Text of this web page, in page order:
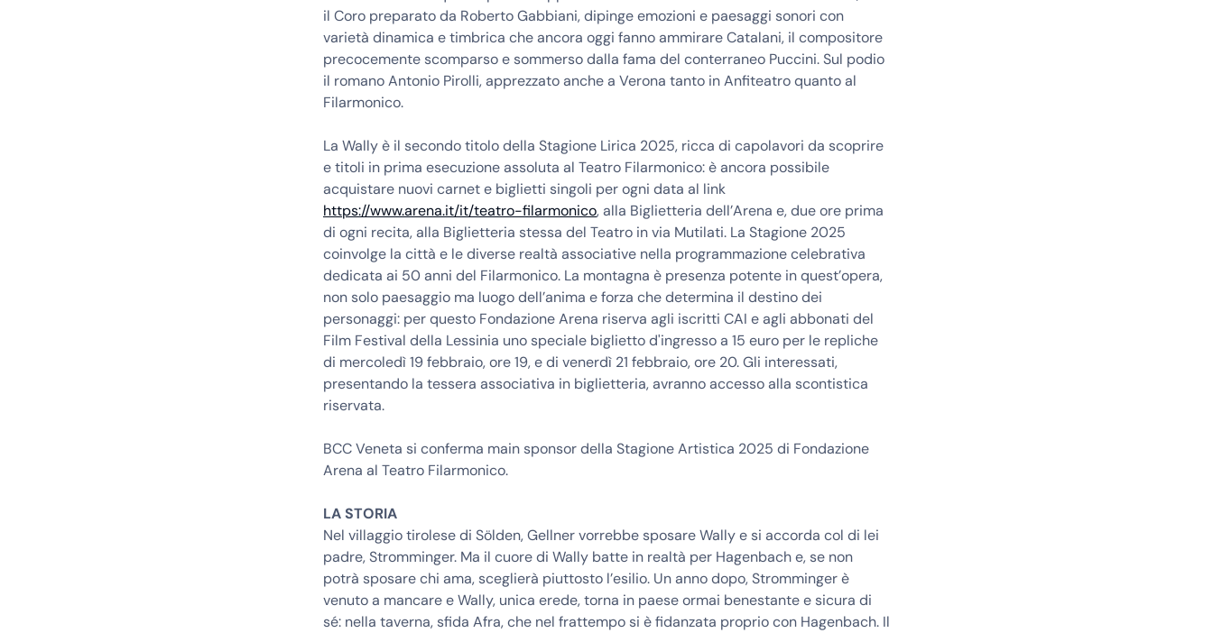
il Coro preparato da Roberto Gabbiani, dipinge emozioni e paesaggi sonori con
varietà dinamica e timbrica che ancora oggi fanno ammirare Catalani, il compositore
precocemente scomparso e sommerso dalla fama del conterraneo Puccini. Sul podio
il romano Antonio Pirolli, apprezzato anche a Verona tanto in Anfiteatro quanto al
Filarmonico.
La Wally è il secondo titolo della Stagione Lirica 2025, ricca di capolavori da scoprire
e titoli in prima esecuzione assoluta al Teatro Filarmonico: è ancora possibile
acquistare nuovi carnet e biglietti singoli per ogni data al link
https://www.arena.it/it/teatro-filarmonico, alla Biglietteria dell’Arena e, due ore prima
di ogni recita, alla Biglietteria stessa del Teatro in via Mutilati. La Stagione 2025
coinvolge la città e le diverse realtà associative nella programmazione celebrativa
dedicata ai 50 anni del Filarmonico. La montagna è presenza potente in quest’opera,
non solo paesaggio ma luogo dell’anima e forza che determina il destino dei
personaggi: per questo Fondazione Arena riserva agli iscritti CAI e agli abbonati del
Film Festival della Lessinia uno speciale biglietto d'ingresso a 15 euro per le repliche
di mercoledì 19 febbraio, ore 19, e di venerdì 21 febbraio, ore 20. Gli interessati,
presentando la tessera associativa in biglietteria, avranno accesso alla scontistica
riservata.
BCC Veneta si conferma main sponsor della Stagione Artistica 2025 di Fondazione
Arena al Teatro Filarmonico.
LA STORIA
Nel villaggio tirolese di Sölden, Gellner vorrebbe sposare Wally e si accorda col di lei
padre, Stromminger. Ma il cuore di Wally batte in realtà per Hagenbach e, se non
potrà sposare chi ama, sceglierà piuttosto l’esilio. Un anno dopo, Stromminger è
venuto a mancare e Wally, unica erede, torna in paese ormai benestante e sicura di
sé: nella taverna, sfida Afra, che nel frattempo si è fidanzata proprio con Hagenbach. Il